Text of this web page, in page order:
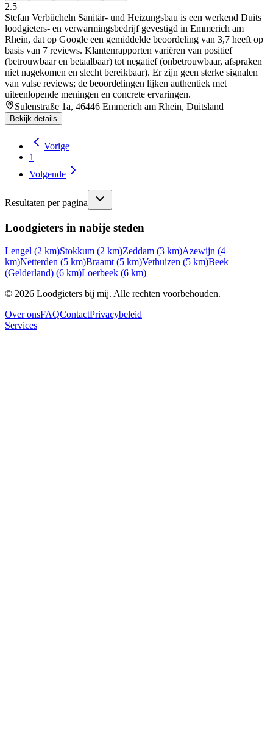
2.5
Stefan Verbücheln Sanitär‑ und Heizungsbau is een werkend Duits
loodgieters‑ en verwarmingsbedrijf gevestigd in Emmerich am
Rhein, dat op Google een gemiddelde beoordeling van 3,7 heeft op
basis van 7 reviews. Klantenrapporten variëren van positief
(betrouwbaar en betaalbaar) tot negatief (onbetrouwbaar, afspraken
niet nagekomen en slecht bereikbaar). Er zijn geen sterke signalen
van valse reviews; de beoordelingen lijken authentiek met
uiteenlopende meningen en concrete ervaringen.
Sulenstraße 1a, 46446 Emmerich am Rhein, Duitsland
Bekijk details
Vorige
1
Volgende
Resultaten per pagina
Loodgieters in nabije steden
Lengel (2 km)Stokkum (2 km)Zeddam (3 km)Azewijn (4
km)Netterden (5 km)Braamt (5 km)Vethuizen (5 km)Beek
(Gelderland) (6 km)Loerbeek (6 km)
© 2026 Loodgieters bij mij. Alle rechten voorbehouden.
Over onsFAQContactPrivacybeleid
Services